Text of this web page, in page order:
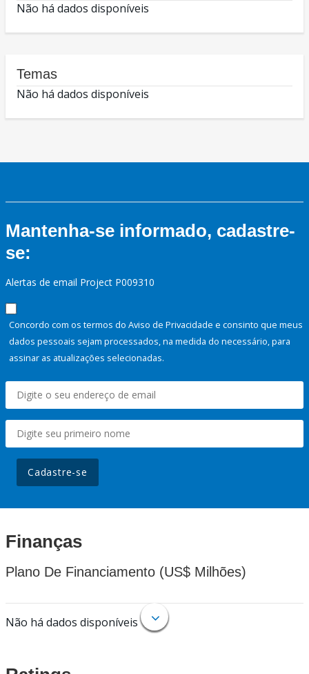
Não há dados disponíveis
Temas
Não há dados disponíveis
Mantenha-se informado, cadastre-
se:
Alertas de email Project P009310
Concordo com os termos do Aviso de Privacidade e consinto que meus
dados pessoais sejam processados, na medida do necessário, para
assinar as atualizações selecionadas.
Cadastre-se
Finanças
Plano De Financiamento (US$ Milhões)
Não há dados disponíveis